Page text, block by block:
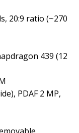
20:9 ratio (~270
439 (12
PDAF 2 MP,